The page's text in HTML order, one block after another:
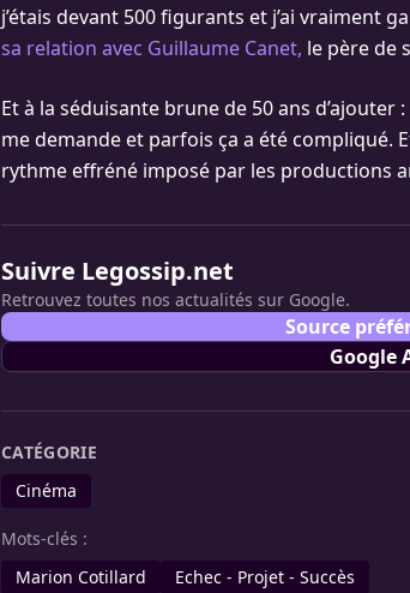
j’étais devant 500 figurants et j’ai vraiment
sa relation avec Guillaume Canet, le père de
Et à la séduisante brune de 50 ans d’ajouter
me demande et parfois ça a été compliqué.
rythme effréné imposé par les productions
Suivre Legossip.net
Retrouvez toutes nos actualités sur Google.
Source
Google
CATÉGORIE
Cinéma
Mots-clés :
Marion Cotillard
Echec - Projet - Succès